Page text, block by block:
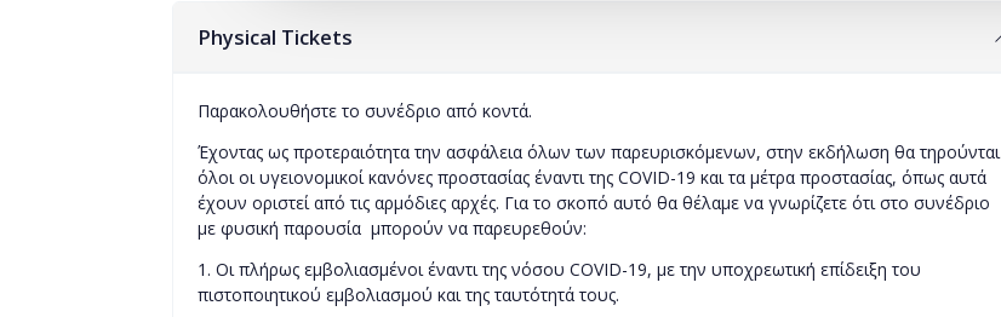
Physical Tickets
Παρακολουθήστε το συνέδριο από κοντά.
Έχοντας ως προτεραιότητα την ασφάλεια όλων των παρευρισκόμενων, στην εκδήλωση θα τηρούνται
όλοι οι υγειονομικοί κανόνες προστασίας έναντι της COVID-19 και τα μέτρα προστασίας, όπως αυτά
έχουν οριστεί από τις αρμόδιες αρχές. Για το σκοπό αυτό θα θέλαμε να γνωρίζετε ότι στο συνέδριο
με φυσική παρουσία μπορούν να παρευρεθούν:
1. Οι πλήρως εμβολιασμένοι έναντι της νόσου COVID-19, με την υποχρεωτική επίδειξη του
πιστοποιητικού εμβολιασμού και της ταυτότητά τους.